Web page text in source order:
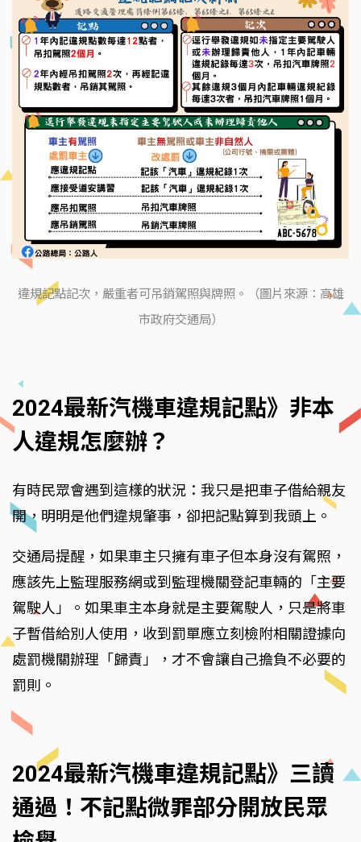
違規記點記次，嚴重者可吊銷駕照與牌照。（圖片來源：高雄
市政府交通局）
2024最新汽機車違規記點》非本
人違規怎麼辦？
有時民眾會遇到這樣的狀況：我只是把車子借給親友
開，明明是他們違規肇事，卻把記點算到我頭上。
交通局提醒，如果車主只擁有車子但本身沒有駕照，
應該先上監理服務網或到監理機關登記車輛的「主要
駕駛人」。如果車主本身就是主要駕駛人，只是將車
子暫借給別人使用，收到罰單應立刻檢附相關證據向
處罰機關辦理「歸責」，才不會讓自己擔負不必要的
罰則。
2024最新汽機車違規記點》三讀
通過！不記點微罪部分開放民眾